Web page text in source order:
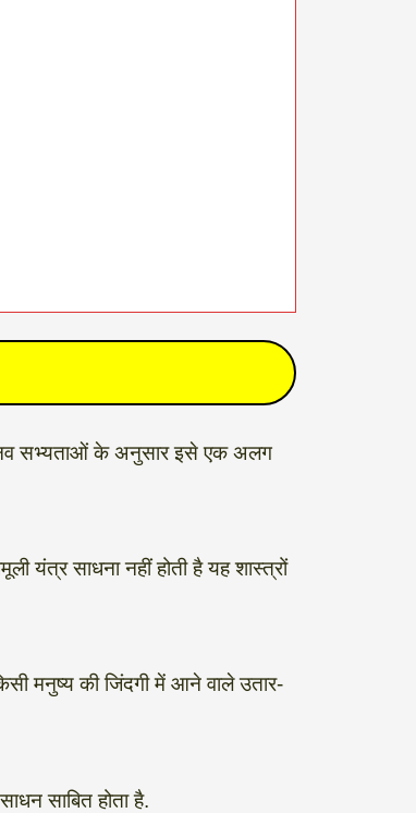
सभ्यताओं के अनुसार इसे एक अलग
यंत्र साधना नहीं होती है यह शास्त्रों
मनुष्य की जिंदगी में आने वाले उतार-
साबित होता है.